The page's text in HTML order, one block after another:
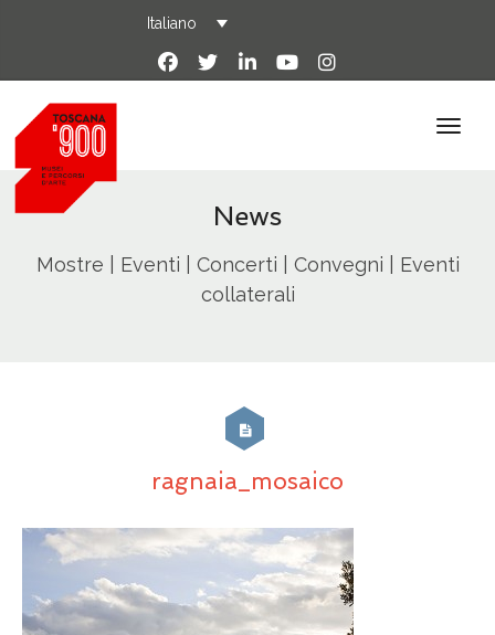
Italiano
News
Mostre | Eventi | Concerti | Convegni | Eventi
collaterali
ragnaia_mosaico